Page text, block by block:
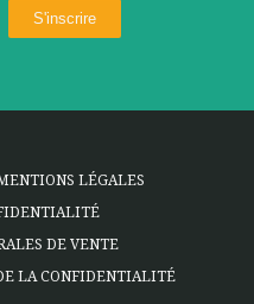
LÉGALES
DE VENTE
LA CONFIDENTIALITÉ